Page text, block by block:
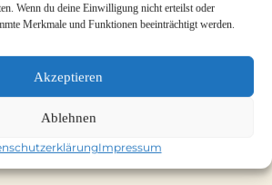
Wenn du deine Einwilligung nicht erteilst oder
Merkmale und Funktionen beeinträchtigt werden.
Akzeptieren
Ablehnen
Impressum
Add to Cart
Add to Cart